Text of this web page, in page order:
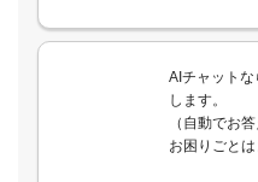
AIチャットな
します。
（自動でお
お困りごと